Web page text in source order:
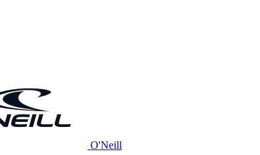
O'Neill